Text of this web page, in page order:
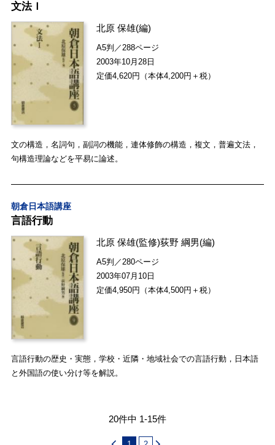
文法Ｉ
北原 保雄(編)
A5判／288ページ
2003年10月28日
定価4,620円（本体4,200円＋税）
文の構造，名詞句，副詞の機能，連体修飾の構造，複文，普遍文法，
句構造理論などを平易に論述。
朝倉日本語講座
言語行動
北原 保雄(監修)荻野 綱男(編)
A5判／280ページ
2003年07月10日
定価4,950円（本体4,500円＋税）
言語行動の歴史・実態，学校・近隣・地域社会での言語行動，日本語
と外国語の使い分け等を解説。
20件中 1-15件